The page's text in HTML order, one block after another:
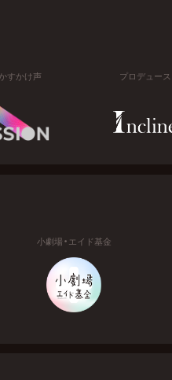
すかけ声 プロデュース
小劇場・エイド基金